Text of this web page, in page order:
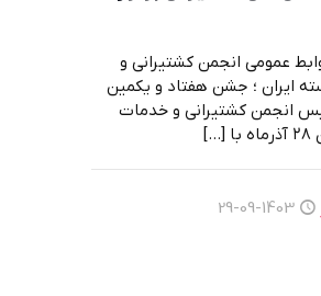
عمومی انجمن کشتیرانی و
ایران ؛ جشن هفتاد و یکمین
انجمن کشتیرانی و خدمات
[…]
1403-09-29